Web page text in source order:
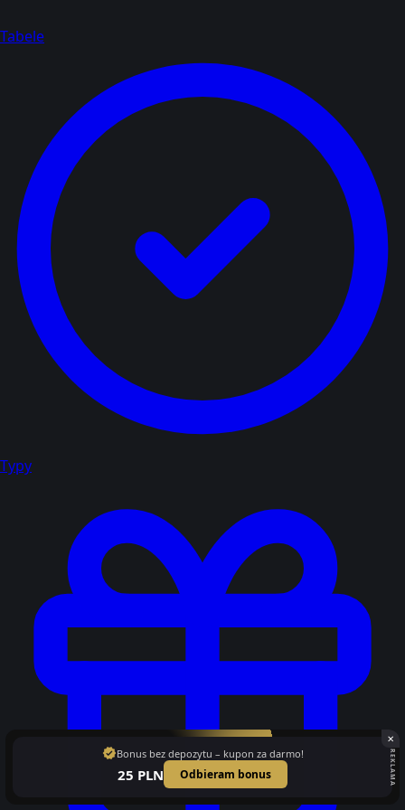
✕
verifiedBonus bez depozytu – kupon za darmo!
25 PLN Odbieram bonus REKLAMA
Tabele
Typy